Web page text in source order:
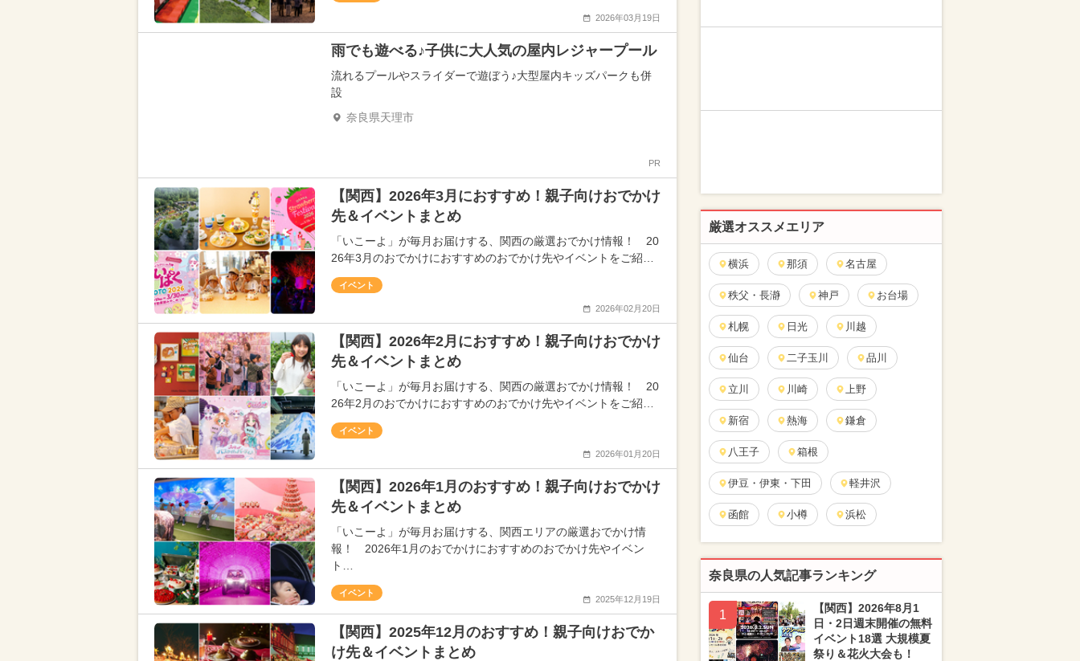
2026年03月19日
雨でも遊べる♪子供に大人気の屋内レジャープール
流れるプールやスライダーで遊ぼう♪大型屋内キッズパークも併
設
奈良県天理市
PR
【関西】2026年3月におすすめ！親子向けおでかけ
先＆イベントまとめ
「いこーよ」が毎月お届けする、関西の厳選おでかけ情報！ 20
26年3月のおでかけにおすすめのおでかけ先やイベントをご紹…
イベント
2026年02月20日
【関西】2026年2月におすすめ！親子向けおでかけ
先＆イベントまとめ
「いこーよ」が毎月お届けする、関西の厳選おでかけ情報！ 20
26年2月のおでかけにおすすめのおでかけ先やイベントをご紹…
イベント
2026年01月20日
【関西】2026年1月のおすすめ！親子向けおでかけ
先＆イベントまとめ
「いこーよ」が毎月お届けする、関西エリアの厳選おでかけ情
報！ 2026年1月のおでかけにおすすめのおでかけ先やイベン
ト…
イベント
2025年12月19日
【関西】2025年12月のおすすめ！親子向けおでか
け先＆イベントまとめ
厳選オススメエリア
横浜 那須 名古屋
秩父・長瀞 神戸 お台場
札幌 日光 川越
仙台 二子玉川 品川
立川 川崎 上野
新宿 熱海 鎌倉
八王子 箱根
伊豆・伊東・下田 軽井沢
函館 小樽 浜松
奈良県の人気記事ランキング
1
【関西】2026年8月1
日・2日週末開催の無料
イベント18選 大規模夏
祭り＆花火大会も！